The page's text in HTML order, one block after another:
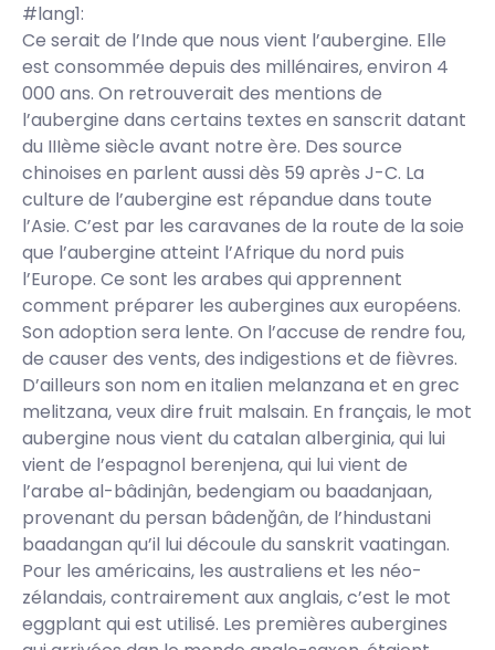
#lang1:
Ce serait de l’Inde que nous vient l’aubergine. Elle
est consommée depuis des millénaires, environ 4
000 ans. On retrouverait des mentions de
l’aubergine dans certains textes en sanscrit datant
du IIIème siècle avant notre ère. Des source
chinoises en parlent aussi dès 59 après J-C. La
culture de l’aubergine est répandue dans toute
l’Asie. C’est par les caravanes de la route de la soie
que l’aubergine atteint l’Afrique du nord puis
l’Europe. Ce sont les arabes qui apprennent
comment préparer les aubergines aux européens.
Son adoption sera lente. On l’accuse de rendre fou,
de causer des vents, des indigestions et de fièvres.
D’ailleurs son nom en italien melanzana et en grec
melitzana, veux dire fruit malsain. En français, le mot
aubergine nous vient du catalan alberginia, qui lui
vient de l’espagnol berenjena, qui lui vient de
l’arabe al-bâdinjân, bedengiam ou baadanjaan,
provenant du persan bâdenǧân, de l’hindustani
baadangan qu’il lui découle du sanskrit vaatingan.
Pour les américains, les australiens et les néo-
zélandais, contrairement aux anglais, c’est le mot
eggplant qui est utilisé. Les premières aubergines